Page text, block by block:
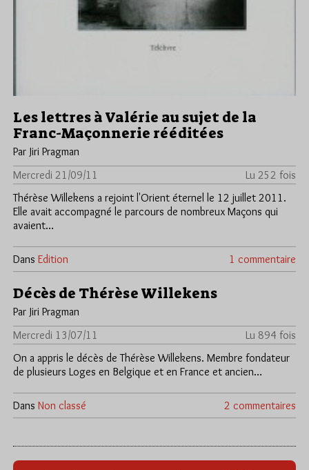
Les lettres à Valérie au sujet de la
Franc-Maçonnerie rééditées
Par Jiri Pragman
Mercredi 21/09/11
Lu 252 fois
Thérèse Willekens a rejoint l'Orient éternel le 12 juillet 2011.
Elle avait accompagné le parcours de nombreux Maçons qui
avaient…
Dans Edition 1 commentaire
Décès de Thérèse Willekens
Par Jiri Pragman
Mercredi 13/07/11
Lu 894 fois
On a appris le décès de Thérèse Willekens. Membre fondateur
de plusieurs Loges en Belgique et en France et ancien…
Dans Non classé 2 commentaires